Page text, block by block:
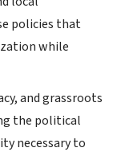
policies that
while
and grassroots
the political
necessary to